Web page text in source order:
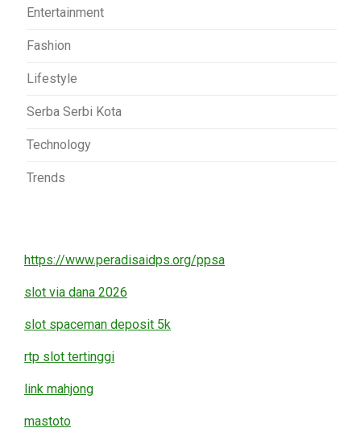
Entertainment
Fashion
Lifestyle
Serba Serbi Kota
Technology
Trends
https://www.peradisaidps.org/ppsa
slot via dana 2026
slot spaceman deposit 5k
rtp slot tertinggi
link mahjong
mastoto